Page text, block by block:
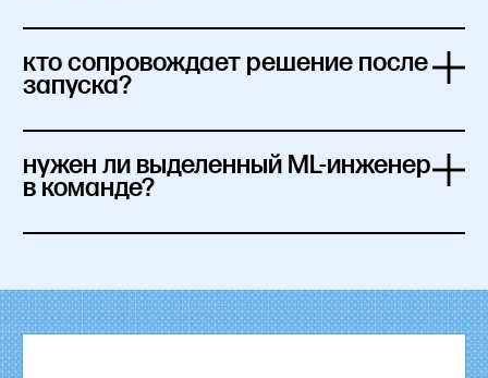
кто сопровождает решение после
запуска?
нужен ли выделенный ML-инженер
в команде?